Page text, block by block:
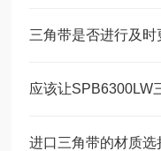
三角带是否进行及
应该让SPB6300LW
进口三角带的材质